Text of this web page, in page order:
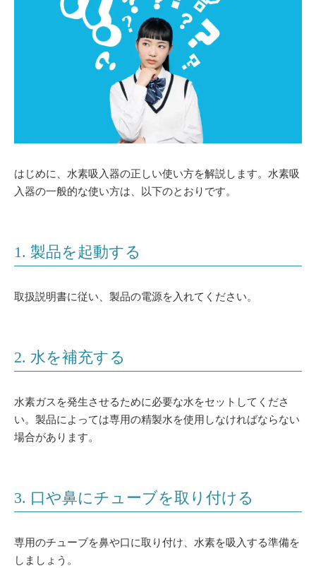
はじめに、水素吸入器の正しい使い方を解説します。水素吸
入器の一般的な使い方は、以下のとおりです。
1. 製品を起動する
取扱説明書に従い、製品の電源を入れてください。
2. 水を補充する
水素ガスを発生させるために必要な水をセットしてくださ
い。製品によっては専用の精製水を使用しなければならない
場合があります。
3. 口や鼻にチューブを取り付ける
専用のチューブを鼻や口に取り付け、水素を吸入する準備を
しましょう。